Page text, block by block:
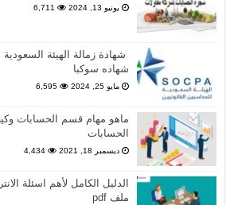
يونيو 13, 2024 6,711
شهادة زمالة الهيئة
شهاده سوكبا
مايو 25, 2024 6,595
ماهو مهام قسم الحسابات
الحسابات
ديسمبر 18, 2021 4,434
الدليل الكامل لأهم اسئلة
ملف pdf